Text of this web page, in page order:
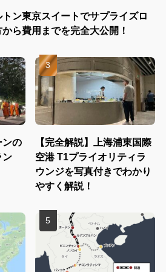
トン東京スイートでサプライズロ
ら費用までを完全大公開！
ンの
ン
【完全解説】上海浦東国際
空港 T1プライオリティラ
ウンジを写真付きでわかり
やすく解説！